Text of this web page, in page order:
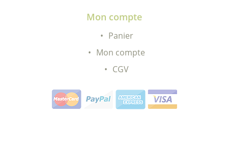
Mon compte
Panier
Mon compte
CGV